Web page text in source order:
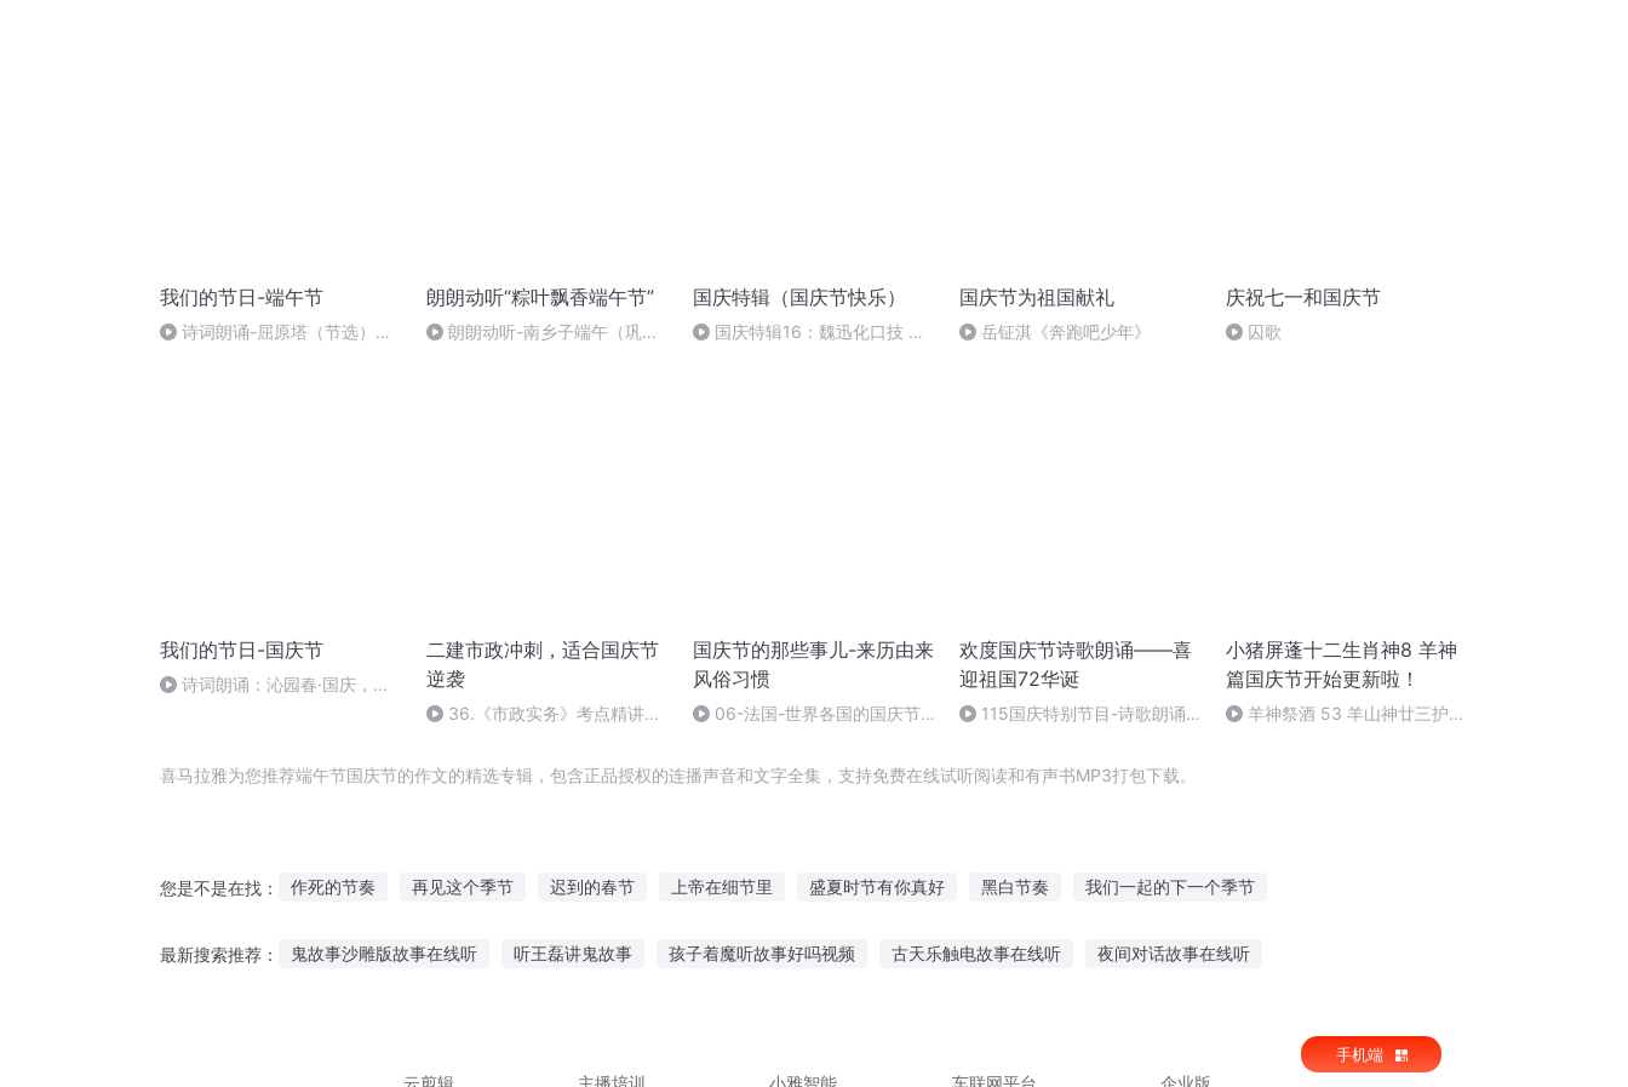
我们的节日-端午节
诗词朗诵-屈原塔（节选）
朗朗动听“粽叶飘香端午节”
朗朗动听-南乡子端午（巩淳
国庆特辑（国庆节快乐）
国庆特辑16：魏迅化口技 二
国庆节为祖国献礼
岳钲淇《奔跑吧少年》
庆祝七一和国庆节
囚歌
我们的节日-国庆节
诗词朗诵：沁园春·国庆，朗
二建市政冲刺，适合国庆节
逆袭
36.《市政实务》考点精讲第
国庆节的那些事儿-来历由来
风俗习惯
06-法国-世界各国的国庆节-
欢度国庆节诗歌朗诵——喜
迎祖国72华诞
115国庆特别节目-诗歌朗诵-
小猪屏蓬十二生肖神8 羊神
篇国庆节开始更新啦！
羊神祭酒 53 羊山神廿三护祭
喜马拉雅为您推荐端午节国庆节的作文的精选专辑，包含正品授权的连播声音和文字全集，支持免费在线试听阅读和有声书MP3打包下载。
您是不是在找： 作死的节奏 再见这个季节 迟到的春节 上帝在细节里 盛夏时节有你真好 黑白节奏 我们一起的下一个季节
最新搜索推荐： 鬼故事沙雕版故事在线听 听王磊讲鬼故事 孩子着魔听故事好吗视频 古天乐触电故事在线听 夜间对话故事在线听
云剪辑
主播培训 小雅智能 车联网平台 企业版
手机端